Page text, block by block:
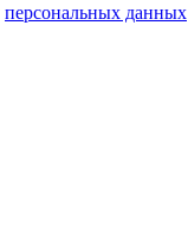
персональных данных